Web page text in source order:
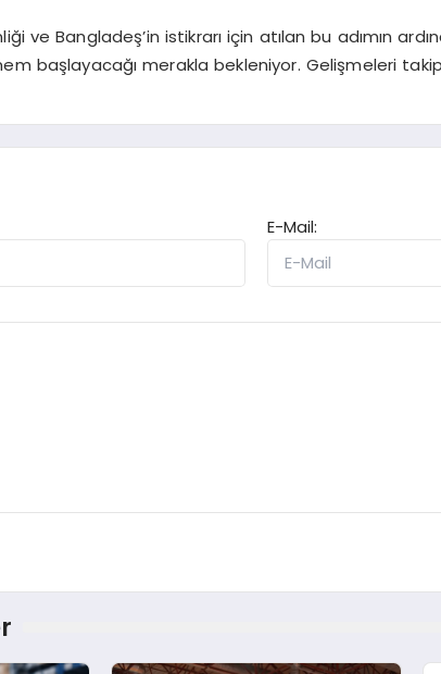
ve Bangladeş’in istikrarı için atılan bu adımın
başlayacağı merakla bekleniyor. Gelişmeleri
E-Mail: